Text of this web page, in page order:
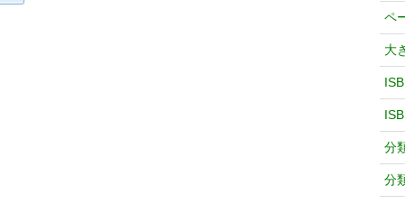
ペ
大
分
分